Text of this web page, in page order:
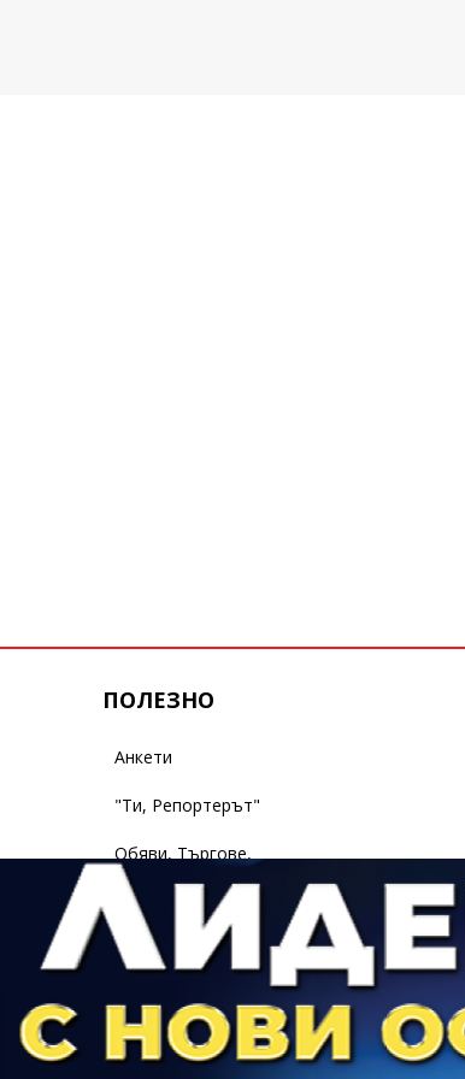
ПОЛЕЗНО
Анкети
"Ти, Репортерът"
Обяви, Търгове,
Съобщения